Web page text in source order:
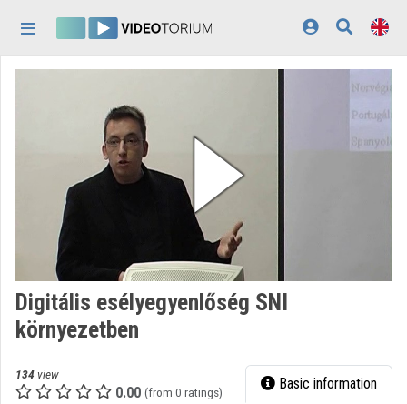
Categories
Playlists
Organizations
Contributors
Digitális esélyegyenlőség SNI
környezetben
134 view
0.00 (from 0 ratings) Basic information